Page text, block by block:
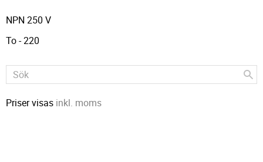
NPN 250 V
To - 220
Priser visas inkl. moms